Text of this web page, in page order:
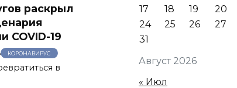
раскрыл
COVID-19
КОРОНАВИРУС
в
Август 2026
17
18 19 20
24
25 26 27
31
« Июл